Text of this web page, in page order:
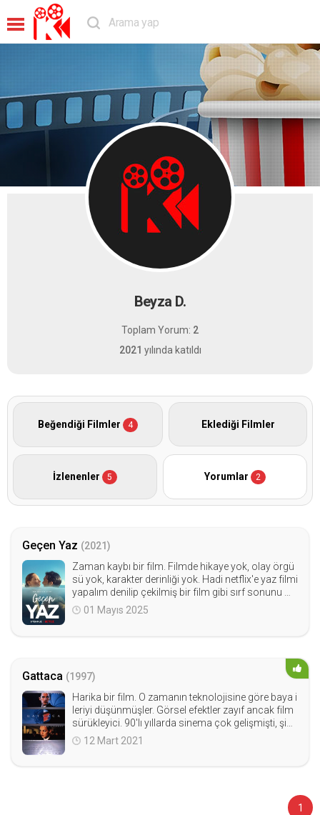
Beyza D.
Toplam Yorum: 2
2021 yılında katıldı
Beğendiği Filmler 4 Eklediği Filmler
İzlenenler 5 Yorumlar 2
Geçen Yaz (2021)
Zaman kaybı bir film. Filmde hikaye yok, olay örgü
sü yok, karakter derinliği yok. Hadi netflix'e yaz filmi
yapalım denilip çekilmiş bir film gibi sırf sonunu m
erak ettiğimden bitirdim, sonu da filmin geri kalanı
gibi anlamsızdı.
01 Mayıs 2025
Gattaca (1997)
Harika bir film. O zamanın teknolojisine göre baya i
leriyi düşünmüşler. Görsel efektler zayıf ancak film
sürükleyici. 90'lı yıllarda sinema çok gelişmişti, şim
dilerde bile anca o dönemdeki filmlerin tekrarlarını
çekiyorlar... Bilim kurgu seviyorsanız izlemeniz ger
12 Mart 2021
1